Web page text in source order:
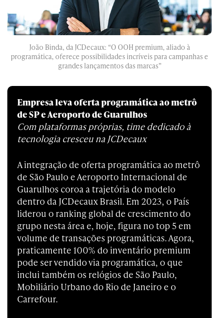
João Binda, da JCDecaux: “O OOH premium, aliado à
programática, oferece possibilidades incríveis para campanhas e
grandes lançamentos das marcas”
Empresa leva oferta programática ao metrô
de SP e Aeroporto de Guarulhos
Com plataformas próprias, time dedicado à
tecnologia cresceu na JCDecaux
A integração de oferta programática ao metrô
de São Paulo e Aeroporto Internacional de
Guarulhos coroa a trajetória do modelo
dentro da JCDecaux Brasil. Em 2023, o País
liderou o ranking global de crescimento do
grupo nesta área e, hoje, figura no top 5 em
volume de transações programáticas. Agora,
praticamente 100% do inventário premium
pode ser vendido via programática, o que
inclui também os relógios de São Paulo,
Mobiliário Urbano do Rio de Janeiro e o
Carrefour.